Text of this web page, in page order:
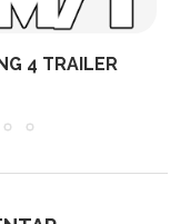
4 TRAILER